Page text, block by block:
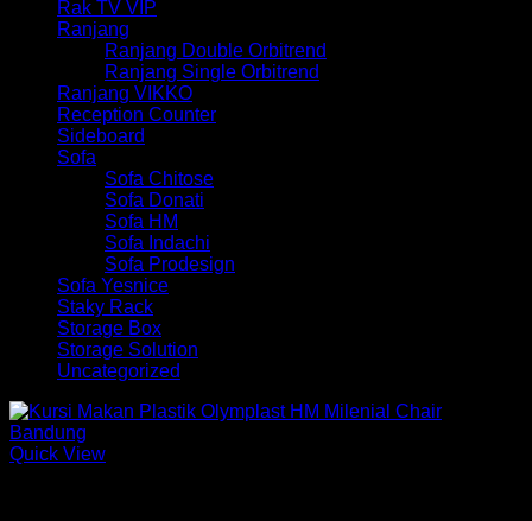
Rak TV VIP
Ranjang
Ranjang Double Orbitrend
Ranjang Single Orbitrend
Ranjang VIKKO
Reception Counter
Sideboard
Sofa
Sofa Chitose
Sofa Donati
Sofa HM
Sofa Indachi
Sofa Prodesign
Sofa Yesnice
Staky Rack
Storage Box
Storage Solution
Uncategorized
Quick View